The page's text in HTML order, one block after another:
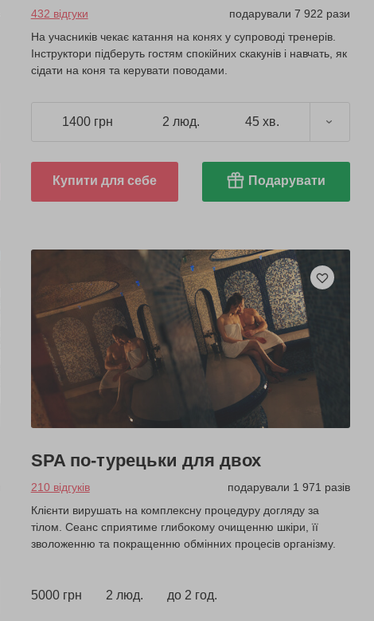
432 відгуки
подарували 7 922 рази
На учасників чекає катання на конях у супроводі тренерів.
Інструктори підберуть гостям спокійних скакунів і навчать, як
сідати на коня та керувати поводами.
1400 грн 2 люд. 45 хв.
Купити для себе Подарувати
SPA по-турецьки для двох
210 відгуків
подарували 1 971 разів
Клієнти вирушать на комплексну процедуру догляду за
тілом. Сеанс сприятиме глибокому очищенню шкіри, її
зволоженню та покращенню обмінних процесів організму.
5000 грн 2 люд. до 2 год.